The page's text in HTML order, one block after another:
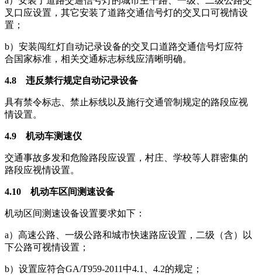
叉口应设置，其它安装了道路交通信号灯的交叉口可视情设
置；
b）安装闯红灯自动记录设备的交叉口道路交通信号灯应符
合国家标准，相关交通标志标线应清晰明确。
4.8 违反禁行规定自动记录设备
具有禁令标志、禁止标线以及施行交通管制规定的路段应视
情设置。
4.9 机动车测速仪
交通事故多发和危险路段应设置，村庄、学校等人群密集的
路段应视情设置。
4.10 机动车区间测速设备
机动区间测速设备设置要求如下：
a）高速公路、一级公路和城市快速路应设置，二级（含）以
下公路可视情设置；
b）设置应符合GA/T959-2011中4.1、4.2的规定；